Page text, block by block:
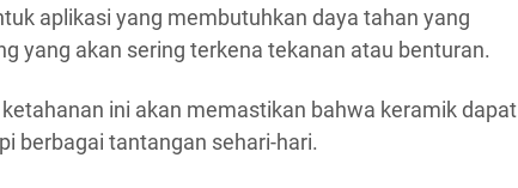
aplikasi yang membutuhkan daya tahan yang
yang akan sering terkena tekanan atau benturan.
ini akan memastikan bahwa keramik dapat
berbagai tantangan sehari-hari.